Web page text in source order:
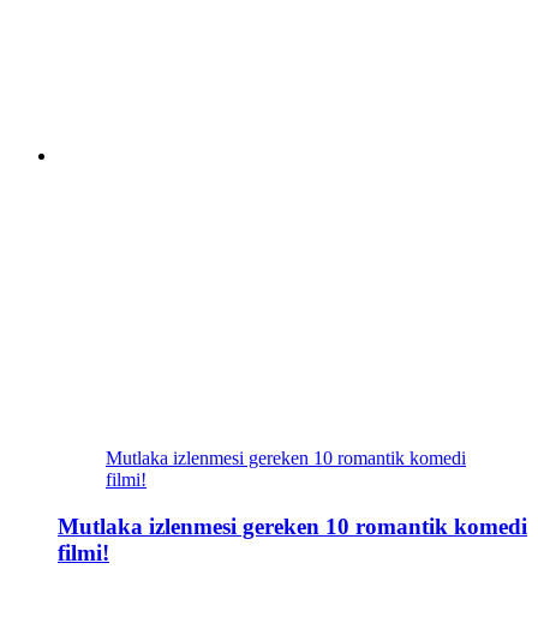
Mutlaka izlenmesi gereken 10 romantik komedi
filmi!
Mutlaka izlenmesi gereken 10 romantik komedi
filmi!